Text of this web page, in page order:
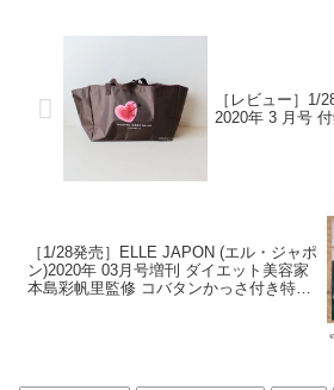
［レビュー］1/
2020年 3 月号
［1/28発売］ELLE JAPON (エル・ジャポ
ン)2020年 03月号増刊 ダイエット美容家
本島彩帆里監修 コバタンかっさ付き特別